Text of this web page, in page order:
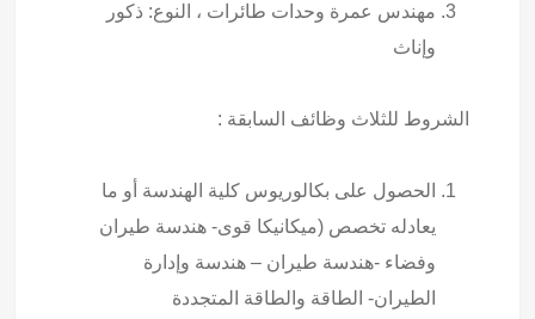
مهندس عمرة وحدات طائرات ، النوع: ذكور
وإناث
الشروط للثلاث وظائف السابقة :
الحصول على بكالوريوس كلية الهندسة أو ما
يعادله تخصص (ميكانيكا قوی- هندسة طيران
وفضاء -هندسة طيران – هندسة وإدارة
الطيران- الطاقة والطاقة المتجددة